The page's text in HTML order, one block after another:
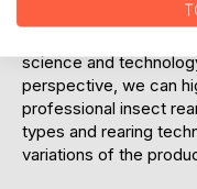
It is based on a
science and
perspective, we can
professional insect
types and rearing
variations of the